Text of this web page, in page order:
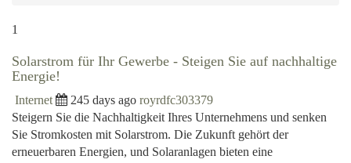
1
Solarstrom für Ihr Gewerbe - Steigen Sie auf nachhaltige
Energie!
Internet 245 days ago royrdfc303379
Steigern Sie die Nachhaltigkeit Ihres Unternehmens und senken
Sie Stromkosten mit Solarstrom. Die Zukunft gehört der
erneuerbaren Energien, und Solaranlagen bieten eine